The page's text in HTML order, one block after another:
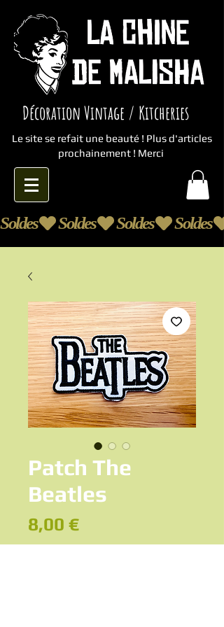
Décoration Vintage / Kitcheries
Le site se refait une beauté ! Plus d'articles
prochainement ! Merci
Soldes
Patch The
Beatles
8,00 €Prix